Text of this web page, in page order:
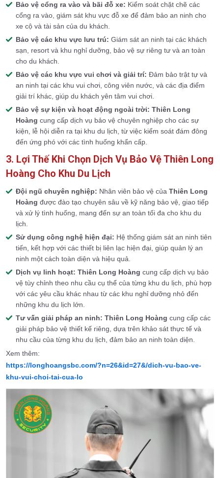
Bảo vệ cổng ra vào và bãi đỗ xe: Kiểm soát chặt chẽ các
cổng ra vào, giám sát khu vực đỗ xe để đảm bảo an ninh cho
xe cộ và tài sản của du khách.
Bảo vệ các khu vực lưu trú: Giám sát an ninh tại các khách
sạn, resort và khu nghỉ dưỡng, bảo vệ sự riêng tư và an toàn
cho du khách.
Bảo vệ các khu vực vui chơi và giải trí: Đảm bảo trật tự và
an ninh tại các khu vui chơi, công viên nước, và các địa điểm
giải trí khác, giúp du khách yên tâm vui chơi.
Bảo vệ sự kiện và hoạt động ngoài trời: Thiên Long
Hoàng cung cấp dịch vụ bảo vệ chuyên nghiệp cho các sự
kiện, lễ hội diễn ra tại khu du lịch, từ việc kiểm soát đám đông
đến ứng phó với các tình huống khẩn cấp.
3. Lợi Thế Khi Chọn Dịch Vụ Bảo Vệ Thiên Long
Hoàng Cho Khu Du Lịch
Đội ngũ chuyên nghiệp: Nhân viên bảo vệ của Thiên Long
Hoàng được đào tạo chuyên sâu về kỹ năng bảo vệ, giao tiếp
và xử lý tình huống, mang đến sự an toàn tối đa cho khu du
lịch.
Sử dụng công nghệ hiện đại: Hệ thống giám sát an ninh tiên
tiến, kết hợp với các thiết bị liên lạc hiện đại, giúp quản lý an
ninh một cách toàn diện và hiệu quả.
Dịch vụ linh hoạt: Thiên Long Hoàng cung cấp dịch vụ bảo
vệ tùy chỉnh theo nhu cầu cụ thể của từng khu du lịch, phù hợp
với các yêu cầu khác nhau từ các khu nghỉ dưỡng nhỏ đến
những khu du lịch lớn.
Tư vấn giải pháp an ninh: Thiên Long Hoàng cung cấp các
giải pháp bảo vệ thiết kế riêng, dựa trên khảo sát thực tế và
nhu cầu của từng khu du lịch, đảm bảo an ninh toàn diện.
Xem thêm:
https://longhoangsbc.com/?n=26&id=27&/dich-vu-bao-ve-
khu-vui-choi-tai-cua-lo